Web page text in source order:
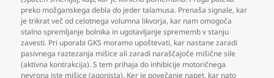
preko možganskega debla do jeder talamusa. Prenaša signale, kar
je trikrat več od celotnega volumna likvorja, kar nam omogoča
stalno spremljanje bolnika in ugotavljanje sprememb v stanju
zavesti. Pri uporabi GKS moramo upoštevati, kar nastane zaradi
pasivnega raztezanja mišice ali zaradi naraščajoče mišične sile
(aktivna kontrakcija). S tem prihaja do inhibicije motoričnega
nevrona iste mišice (agonista). Ker je povečanje napet, kar nato